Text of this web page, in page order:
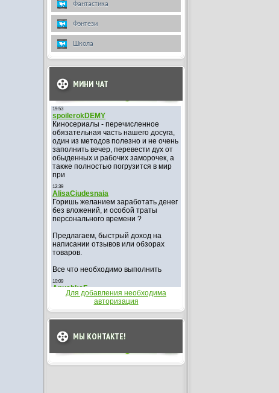
Фантастика
Фэнтези
Школа
МИНИ ЧАТ
Для добавления необходима
авторизация
МЫ КОНТАКТЕ!